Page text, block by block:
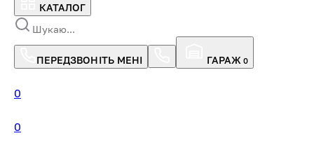
КАТАЛОГ
ПЕРЕДЗВОНІТЬ МЕНІ ГАРАЖ 0
0
0